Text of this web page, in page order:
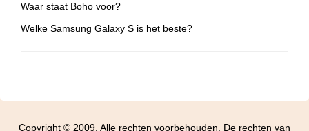
Waar staat Boho voor?
Welke Samsung Galaxy S is het beste?
Copyright © 2009. Alle rechten voorbehouden. De rechten van